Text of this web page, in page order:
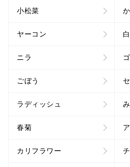
小松菜
ヤーコン
ニラ
ごぼう
ラディッシュ
春菊
カリフラワー